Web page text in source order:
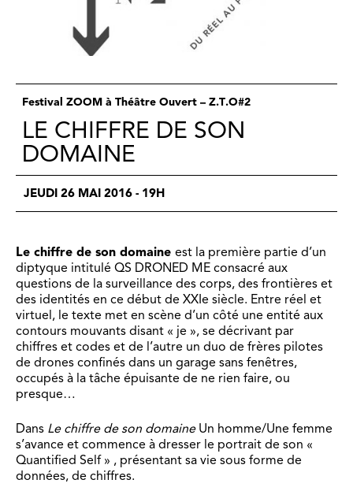
Festival ZOOM à Théâtre Ouvert – Z.T.O#2
LE CHIFFRE DE SON
DOMAINE
JEUDI 26 MAI 2016 - 19H
Le chiffre de son domaine est la première partie d’un
diptyque intitulé QS DRONED ME consacré aux
questions de la surveillance des corps, des frontières et
des identités en ce début de XXIe siècle. Entre réel et
virtuel, le texte met en scène d’un côté une entité aux
contours mouvants disant « je », se décrivant par
chiffres et codes et de l’autre un duo de frères pilotes
de drones confinés dans un garage sans fenêtres,
occupés à la tâche épuisante de ne rien faire, ou
presque…
Dans Le chiffre de son domaineUn homme/Une femme
s’avance et commence à dresser le portrait de son «
Quantified Self » , présentant sa vie sous forme de
données, de chiffres.